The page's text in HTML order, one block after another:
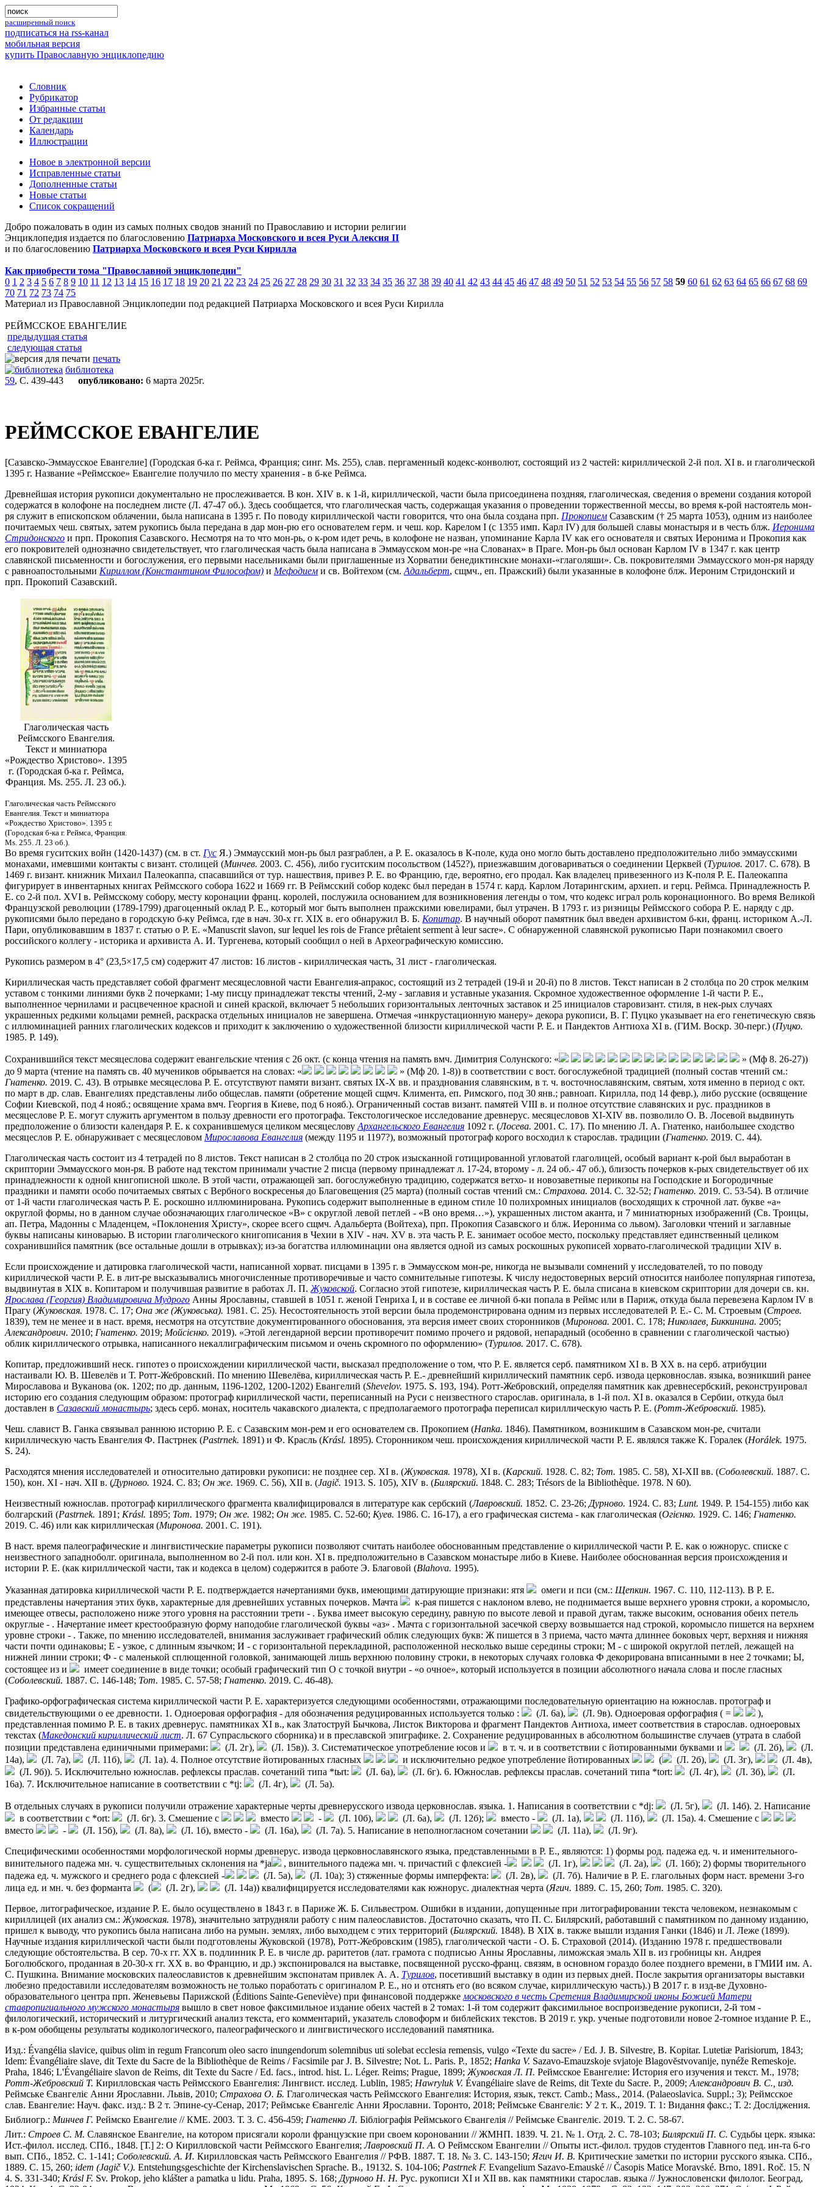
расширенный поиск
подписаться на rss-канал
мобильная версия
купить Православную энциклопедию
Словник
Рубрикатор
Избранные статьи
От редакции
Календарь
Иллюстрации
Новое в электронной версии
Исправленные статьи
Дополненные статьи
Новые статьи
Список сокращений
Добро пожаловать в один из самых полных сводов знаний по Православию и истории религии
Энциклопедия издается по благословению Патриарха Московского и всея Руси Алексия II
и по благословению Патриарха Московского и всея Руси Кирилла
Как приобрести тома "Православной энциклопедии"
0 1 2 3 4 5 6 7 8 9 10 11 12 13 14 15 16 17 18 19 20 21 22 23 24 25 26 27 28 29 30 31 32 33 34 35 36 37 38 39 40 41 42 43 44 45 46 47 48 49 50 51 52 53 54 55 56 57 58 59 60 61 62 63 64 65 66 67 68 69
70 71 72 73 74 75
Материал из Православной Энциклопедии под редакцией Патриарха Московского и всея Руси Кирилла
РЕЙМССКОЕ ЕВАНГЕЛИЕ
предыдущая статья
следующая статья
печать
библиотека
59, С. 439-443 опубликовано: 6 марта 2025г.
РЕЙМССКОЕ ЕВАНГЕЛИЕ
[Сазавско-Эммаусское Евангелие] (Городская б-ка г. Реймса, Франция; синг. Мs. 255), слав. пергаменный кодекс-конволют, состоящий из 2 частей: кириллической 2-й пол. XI в. и глаголической
1395 г. Название «Реймсское» Евангелие получило по месту хранения - в б-ке Реймса.
Древнейшая история рукописи документально не прослеживается. В кон. XIV в. к 1-й, кириллической, части была присоединена поздняя, глаголическая, cведения о времени создания которой
содержатся в колофоне на последнем листе (Л. 47-47 об.). Здесь сообщается, что глаголическая часть, содержащая указания о проведении торжественной мессы, во время к-рой настоятель мон-
ря служит в епископском облачении, была написана в 1395 г. По поводу кириллической части говорится, что она была создана прп. Прокопием Сазавским († 25 марта 1053), одним из наиболее
почитаемых чеш. святых, затем рукопись была передана в дар мон-рю его основателем герм. и чеш. кор. Карелом I (с 1355 имп. Карл IV) для большей славы монастыря и в честь блж. Иеронима
Стридонского и прп. Прокопия Сазавского. Несмотря на то что мон-рь, о к-ром идет речь, в колофоне не назван, упоминание Карла IV как его основателя и святых Иеронима и Прокопия как
его покровителей однозначно свидетельствует, что глаголическая часть была написана в Эммаусском мон-ре «на Слованах» в Праге. Мон-рь был основан Карлом IV в 1347 г. как центр
славянской письменности и богослужения, его первыми насельниками были приглашенные из Хорватии бенедиктинские монахи-«глаголяши». Св. покровителями Эммаусского мон-ря наряду
с равноапостольными Кириллом (Константином Философом) и Мефодием и св. Войтехом (см. Адальберт, сщмч., еп. Пражский) были указанные в колофоне блж. Иероним Стридонский и
прп. Прокопий Сазавский.
Глаголическая часть
Реймсского Евангелия.
Текст и миниатюра
«Рождество Христово». 1395
г. (Городская б-ка г. Реймса,
Франция. Ms. 255. Л. 23 об.).
Глаголическая часть Реймсского
Евангелия. Текст и миниатюра
«Рождество Христово». 1395 г.
(Городская б-ка г. Реймса, Франция.
Ms. 255. Л. 23 об.).
Во время гуситских войн (1420-1437) (см. в ст. Гус Я.) Эммаусский мон-рь был разграблен, а Р. Е. оказалось в К-поле, куда оно могло быть доставлено предположительно либо эммаусскими
монахами, имевшими контакты с визант. столицей (Минчев. 2003. С. 456), либо гуситским посольством (1452?), приезжавшим договариваться о соединении Церквей (Турилов. 2017. С. 678). В
1469 г. визант. книжник Михаил Палеокаппа, спасавшийся от тур. нашествия, привез Р. Е. во Францию, где, вероятно, его продал. Как владелец привезенного из К-поля Р. Е. Палеокаппа
фигурирует в инвентарных книгах Реймсского собора 1622 и 1669 гг. В Реймсский собор кодекс был передан в 1574 г. кард. Карлом Лотарингским, архиеп. и герц. Реймса. Принадлежность Р.
Е. со 2-й пол. XVI в. Реймсскому собору, месту коронации франц. королей, послужила основанием для возникновения легенды о том, что кодекс играл роль коронационного. Во время Великой
Французской революции (1789-1799) драгоценный оклад Р. Е., который мог быть выполнен пражскими ювелирами, был утрачен. В 1793 г. из ризницы Реймсского собора Р. Е. наряду с др.
рукописями было передано в городскую б-ку Реймса, где в нач. 30-х гг. XIX в. его обнаружил В. Б. Копитар. В научный оборот памятник был введен архивистом б-ки, франц. историком А.-Л.
Пари, опубликовавшим в 1837 г. статью о Р. Е. «Manuscrit slavon, sur lequel les rois de France prêtaient serment à leur sacre». С обнаруженной славянской рукописью Пари познакомил своего
российского коллегу - историка и архивиста А. И. Тургенева, который сообщил о ней в Археографическую комиссию.
Рукопись размером в 4° (23,5×17,5 см) содержит 47 листов: 16 листов - кириллическая часть, 31 лист - глаголическая.
Кириллическая часть представляет собой фрагмент месяцесловной части Евангелия-апракос, состоящий из 2 тетрадей (19-й и 20-й) по 8 листов. Текст написан в 2 столбца по 20 строк мелким
уставом с тонкими линиями букв 2 почерками; 1-му писцу принадлежат тексты чтений, 2-му - заглавия и уставные указания. Скромное художественное оформление 1-й части Р. Е.,
выполненное чернилами и расцвеченное красной и синей краской, включает 5 небольших горизонтальных ленточных заставок и 25 инициалов старовизант. стиля, в нек-рых случаях
украшенных редкими кольцами ремней, раскраска отдельных инициалов не завершена. Отмечая «инкрустационную манеру» декора рукописи, В. Г. Пуцко указывает на его генетическую связь
с иллюминацией ранних глаголических кодексов и приходит к заключению о художественной близости кириллической части Р. Е. и Пандектов Антиоха XI в. (ГИМ. Воскр. 30-перг.) (Пуцко.
1985. P. 149).
Сохранившийся текст месяцеслова содержит евангельские чтения с 26 окт. (с конца чтения на память вмч. Димитрия Солунского: «
» (Мф 8. 26-27))
до 9 марта (чтение на память св. 40 мучеников обрывается на словах: «
» (Мф 20. 1-8)) в соответствии с вост. богослужебной традицией (полный состав чтений см.:
Гнатенко. 2019. С. 43). В отрывке месяцеслова Р. Е. отсутствуют памяти визант. святых IX-X вв. и празднования славянским, в т. ч. восточнославянским, святым, хотя именно в период с окт.
по март в др. слав. Евангелиях представлены либо общеслав. памяти (обретение мощей сщмч. Климента, еп. Римского, под 30 янв.; равноап. Кирилла, под 14 февр.), либо русские (освящение
Софии Киевской, под 4 нояб.; освящение храма вмч. Георгия в Киеве, под 6 нояб.). Ограниченный состав визант. памятей VIII в. и полное отсутствие славянских и рус. праздников в
месяцеслове Р. Е. могут служить аргументом в пользу древности его протографа. Текстологическое исследование древнерус. месяцесловов XI-XIV вв. позволило О. В. Лосевой выдвинуть
предположение о близости календаря Р. Е. к сохранившемуся целиком месяцеслову Архангельского Евангелия 1092 г. (Лосева. 2001. С. 17). По мнению Л. А. Гнатенко, наибольшее сходство
месяцеслов Р. Е. обнаруживает с месяцесловом Мирославова Евангелия (между 1195 и 1197?), возможный протограф корого восходил к старослав. традиции (Гнатенко. 2019. С. 44).
Глаголическая часть состоит из 4 тетрадей по 8 листов. Текст написан в 2 столбца по 20 строк изысканной готицированной угловатой глаголицей, особый вариант к-рой был выработан в
скриптории Эммаусского мон-ря. В работе над текстом принимали участие 2 писца (первому принадлежат л. 17-24, второму - л. 24 об.- 47 об.), близость почерков к-рых свидетельствует об их
принадлежности к одной книгописной школе. В этой части, отражающей зап. богослужебную традицию, содержатся ветхо- и новозаветные перикопы на Господские и Богородичные
праздники и памяти особо почитаемых святых с Вербного воскресенья до Благовещения (25 марта) (полный состав чтений см.: Страхова. 2014. С. 32-52; Гнатенко. 2019. С. 53-54). В отличие
от 1-й части глаголическая часть Р. Е. роскошно иллюминирована. Рукопись содержит выполненные в едином стиле 10 полихромных инициалов (восходящих к строчной лат. букве «a»
округлой формы, но в данном случае обозначающих глаголическое «В» с округлой левой петлей - «В оно время…»), украшенных листом аканта, и 7 миниатюрных изображений (Св. Троицы,
ап. Петра, Мадонны с Младенцем, «Поклонения Христу», скорее всего сщмч. Адальберта (Войтеха), прп. Прокопия Сазавского и блж. Иеронима со львом). Заголовки чтений и заглавные
буквы написаны киноварью. В истории глаголического книгописания в Чехии в XIV - нач. XV в. эта часть Р. Е. занимает особое место, поскольку представляет единственный целиком
сохранившийся памятник (все остальные дошли в отрывках); из-за богатства иллюминации она является одной из самых роскошных рукописей хорвато-глаголической традиции XIV в.
Если происхождение и датировка глаголической части, написанной хорват. писцами в 1395 г. в Эммаусском мон-ре, никогда не вызывали сомнений у исследователей, то по поводу
кириллической части Р. Е. в лит-ре высказывались многочисленные противоречивые и часто сомнительные гипотезы. К числу недостоверных версий относится наиболее популярная гипотеза,
выдвинутая в XIX в. Копитаром и получившая развитие в работах Л. П. Жуковской. Согласно этой гипотезе, кириллическая часть Р. Е. была списана в киевском скриптории для дочери св. кн.
Ярослава (Георгия) Владимировича Мудрого Анны Ярославны, ставшей в 1051 г. женой Генриха I, и в составе ее личной б-ки попала в Реймс или в Париж, откуда была перевезена Карлом IV в
Прагу (Жуковская. 1978. С. 17; Она же (Жуковська). 1981. С. 25). Несостоятельность этой версии была продемонстрирована одним из первых исследователей Р. Е.- С. М. Строевым (Строев.
1839), тем не менее и в наст. время, несмотря на отсутствие документированного обоснования, эта версия имеет своих сторонников (Миронова. 2001. С. 178; Николаев, Биккинина. 2005;
Александрович. 2010; Гнатенко. 2019; Мойсiєнко. 2019). «Этой легендарной версии противоречит помимо прочего и рядовой, непарадный (особенно в сравнении с глаголической частью)
облик кириллического отрывка, написанного некаллиграфическим письмом и очень скромного по оформлению» (Турилов. 2017. С. 678).
Копитар, предложивший неск. гипотез о происхождении кириллической части, высказал предположение о том, что Р. Е. является серб. памятником XI в. В XX в. на серб. атрибуции
настаивали Ю. В. Шевелёв и Т. Ротт-Жебровский. По мнению Шевелёва, кириллическая часть Р. Е.- древнейший кириллический памятник серб. извода церковнослав. языка, возникший ранее
Мирославова и Вуканова (ок. 1202; по др. данным, 1196-1202, 1200-1202) Евангелий (Shevelov. 1975. S. 193, 194). Ротт-Жебровский, определяя памятник как древнесербский, реконструировал
историю его создания следующим образом: протограф кириллической части, переписанный на Руси с неизвестного старослав. оригинала, в 1-й пол. XI в. оказался в Сербии, откуда был
доставлен в Сазавский монастырь; здесь серб. монах, носитель чакавского диалекта, с предполагаемого протографа переписал кириллическую часть Р. Е. (Ротт-Жебровский. 1985).
Чеш. славист В. Ганка связывал раннюю историю Р. Е. с Сазавским мон-рем и его основателем св. Прокопием (Hanka. 1846). Памятником, возникшим в Сазавском мон-ре, считали
кириллическую часть Евангелия Ф. Пастрнек (Pastrnek. 1891) и Ф. Красль (Krásl. 1895). Сторонником чеш. происхождения кириллической части Р. Е. являлся также К. Горалек (Horálek. 1975.
S. 24).
Расходятся мнения исследователей и относительно датировки рукописи: не позднее сер. XI в. (Жуковская. 1978), XI в. (Карский. 1928. С. 82; Тот. 1985. С. 58), XI-XII вв. (Соболевский. 1887. С.
150), кон. XI - нач. XII в. (Дурново. 1924. С. 83; Он же. 1969. С. 56), XII в. (Jagič. 1913. S. 105), XIV в. (Билярский. 1848. С. 283; Trésors de la Bibliothèque. 1978. N 60).
Неизвестный южнослав. протограф кириллического фрагмента квалифицировался в литературе как сербский (Лавровский. 1852. С. 23-26; Дурново. 1924. С. 83; Lunt. 1949. P. 154-155) либо как
болгарский (Pastrnek. 1891; Krásl. 1895; Toт. 1979; Он же. 1982; Он же. 1985. С. 52-60; Куев. 1986. С. 16-17), а его графическая система - как глаголическая (Огiєнко. 1929. С. 146; Гнатенко.
2019. С. 46) или как кириллическая (Миронова. 2001. С. 191).
В наст. время палеографические и лингвистические параметры рукописи позволяют считать наиболее обоснованным представление о кириллической части Р. Е. как о южнорус. списке с
неизвестного западноболг. оригинала, выполненном во 2-й пол. или кон. XI в. предположительно в Сазавском монастыре либо в Киеве. Наиболее обоснованная версия происхождения и
истории Р. Е. (как кириллической части, так и кодекса в целом) содержится в работе Э. Благовой (Blahova. 1995).
Указанная датировка кириллической части Р. Е. подтверждается начертаниями букв, имеющими датирующие признаки: ятя омеги и пси (см.: Щепкин. 1967. С. 110, 112-113). В Р. Е.
представлены начертания этих букв, характерные для древнейших уставных почерков. Мачта
к-рая пишется с наклоном влево, не поднимается выше верхнего уровня строки, а коромысло,
имеющее отвесы, расположено ниже этого уровня на расстоянии трети - . Буква имеет высокую середину, равную по высоте левой и правой дугам, также высоким, основания обеих петель
округлые - . Начертание имеет крестообразную форму наподобие глаголической буквы «аз» . Мачта с горизонтальной засечкой сверху возвышается над строкой, коромысло пишется на верхнем
уровне строки - . Также, по мнению исследователей, внимания заслуживает графический облик следующих букв: Ж пишется в 3 приема, часто мачта длиннее боковых черт, верхняя и нижняя
части почти одинаковы; Е - узкое, с длинным язычком; И - с горизонтальной перекладиной, расположенной несколько выше середины строки; М - с широкой округлой петлей, лежащей на
нижней линии строки; Ф - с маленькой сплющенной головкой, занимающей лишь верхнюю половину строки, в некоторых случаях головка Ф декорирована вписанными в нее 2 точками; Ы,
состоящее из и
имеет соединение в виде точки; особый графический тип О с точкой внутри - «о очное», который используется в позиции абсолютного начала слова и после гласных
(Соболевский. 1887. С. 146-148; Тот. 1985. С. 57-58; Гнатенко. 2019. С. 46-48).
Графико-орфографическая система кириллической части Р. Е. характеризуется следующими особенностями, отражающими последовательную ориентацию на южнослав. протограф и
свидетельствующими о ее древности. 1. Одноеровая орфография - для обозначения редуцированных используется только :
(Л. 6а), (Л. 9в). Одноеровая орфография ( =
),
представленная помимо Р. Е. в таких древнерус. памятниках XI в., как Златоструй Бычкова, Листок Викторова и фрагмент Пандектов Антиоха, имеет соответствия в старослав. одноеровых
текстах (Македонский кириллический лист. Л. 67 Супрасльского сборника) и в преславской эпиграфике. 2. Сохранение редуцированных в абсолютном большинстве случаев (утрата в слабой
позиции представлена единичными примерами:
(Л. 2г), (Л. 15в)). 3. Систематическое употребление юсов и в т. ч. и в соответствии с йотированными буквами и (Л. 2б),
(Л.
14а),
(Л. 7а), (Л. 11б), (Л. 1а). 4. Полное отсутствие йотированных гласных и исключительно редкое употребление йотированных ( (Л. 2б), (Л. 3г),
(Л. 4в),
(Л. 9б)). 5. Исключительно южнослав. рефлексы праслав. сочетаний типа *tьrt:
(Л. 6а), (Л. 6г). 6. Южнослав. рефлексы праслав. сочетаний типа *tоrt: (Л. 4г), (Л. 3б),
(Л.
16а). 7. Исключительное написание в соответствии с *tj:
(Л. 4г), (Л. 5а).
В отдельных случаях в рукописи получили отражение характерные черты древнерусского извода церковнослав. языка. 1. Написания в соответствии с *dj: (Л. 5г),
(Л. 14б). 2. Написание
в соответствии с *ort:
(Л. 6г). 3. Смешение с вместо - (Л. 10б), (Л. 6а), (Л. 12б); вместо - (Л. 1а), (Л. 11б),
(Л. 15а). 4. Смешение с
вместо
- (Л. 15б), (Л. 8а), (Л. 1б), вместо - (Л. 16а), (Л. 7а). 5. Написание в неполногласном сочетании (Л. 11а),
(Л. 9г).
Специфическими особенностями морфологической нормы древнерус. извода церковнославянского языка, представленными в Р. Е., являются: 1) формы род. падежа ед. ч. и именительного-
винительного падежа мн. ч. существительных склонения на *ja
, винительного падежа мн. ч. причастий с флексией - (Л. 1г), (Л. 2а),
(Л. 16б); 2) формы творительного
падежа ед. ч. мужского и среднего рода с флексией -
(Л. 5а), (Л. 10а); 3) стяженные формы имперфекта: (Л. 2в),
(Л. 7б). Наличие в Р. Е. глагольных форм наст. времени 3-го
лица ед. и мн. ч. без форманта
( (Л. 2г), (Л. 14а)) квалифицируется исследователями как южнорус. диалектная черта (Ягич. 1889. С. 15, 260; Тот. 1985. С. 320).
Первое, литографическое, издание Р. Е. было осуществлено в 1843 г. в Париже Ж. Б. Сильвестром. Ошибки в издании, допущенные при литографировании текста человеком, незнакомым с
кириллицей (их анализ см.: Жуковская. 1978), значительно затрудняли работу с ним палеославистов. Достаточно сказать, что П. С. Билярский, работавший с памятником по данному изданию,
пришел к выводу, что рукопись была написана либо на румын. землях, либо выходцем с этих территорий (Билярский. 1848). В XIX в. также вышли издания Ганки (1846) и Л. Леже (1899).
Научные издания кириллической части были подготовлены Жуковской (1978), Ротт-Жебровским (1985), глаголической части - О. Б. Страховой (2014). (Изданию 1978 г. предшествовали
следующие обстоятельства. В сер. 70-х гг. XX в. подлинник Р. Е. в числе др. раритетов (лат. грамота с подписью Анны Ярославны, лиможская эмаль XII в. из гробницы кн. Андрея
Боголюбского, проданная в 20-30-х гг. XX в. во Францию, и др.) экспонировался на выставке, посвященной русско-франц. связям, в основном гораздо более позднего времени, в ГМИИ им. А.
С. Пушкина. Внимание московских палеославистов к древнейшим экспонатам привлек А. А. Турилов, посетивший выставку в один из первых дней. После закрытия организаторы выставки
любезно предоставили исследователям возможность не только поработать с оригиналом Р. Е., но и отснять его (во всяком случае, кириллическую часть).) В 2017 г. в изд-ве Духовно-
образовательного центра прп. Женевьевы Парижской (Éditions Sainte-Geneviève) при финансовой поддержке московского в честь Сретения Владимирской иконы Божией Матери
ставропигиального мужского монастыря вышло в свет новое факсимильное издание обеих частей в 2 томах: 1-й том содержит факсимильное воспроизведение рукописи, 2-й том -
филологический, исторический и литургический анализ текста, его комментарий, указатель словоформ и библейских текстов. В 2019 г. укр. ученые подготовили новое 2-томное издание Р. Е.,
в к-ром обобщены результаты кодикологического, палеографического и лингвистического исследований памятника.
Изд.: Évangélia slavice, quibus olim in regum Francorum oleo sacro inungendorum solemnibus uti solebat ecclesia remensis, vulgo «Texte du sacre» / Ed. J. B. Silvestre, B. Kopitar. Lutetiæ Parisiorum, 1843;
Idem: Évangéliaire slave, dit Texte du Sacre de la Bibliothèque de Reims / Facsimile par J. B. Silvestre; Not. L. Paris. P., 1852; Hanka V. Sazavo-Emauzskoje svjatoje Blagovĕstvovanije, nynéže Remeskoje.
Praha, 1846; L'Évangéliaire slavon de Reims, dit Texte du Sacre / Ed. facs., introd. hist. L. Léger. Reims; Prague, 1899; Жуковская Л. П. Реймсское Евангелие: История его изучения и текст. М., 1978;
Ротт-Жебровский Т. Кирилловская часть Реймсского Евангелия: Лингвист. исслед. Lublin, 1985; Hawryluk V. Évangéliaire slave de Reims, dit Texte du Sacre. P., 2009; Александрович В. С., изд.
Реймське Євангелiє Анни Ярославни. Львiв, 2010; Страхова О. Б. Глаголическая часть Реймсского Евангелия: История, язык, текст. Camb.; Mass., 2014. (Palaeoslavica. Suppl.; 3); Реймсское
слав. Евангелие: Науч. факс. изд.: В 2 т. Эпине-су-Сенар, 2017; Реймське Євангелiє Анни Ярославни. Торонто, 2018; Реймське Євангелiє: У 2 т. К., 2019. Т. 1: Видання факс.; Т. 2: Дослiджения.
Библиогр.: Минчев Г. Реймско Евангелие // КМЕ. 2003. Т. 3. С. 456-459; Гнатенко Л. Бiблioграфiя Реймського Євангелiя // Реймське Євангелiє. 2019. Т. 2. С. 58-67.
Лит.: Строев С. М. Славянское Евангелие, на котором присягали короли французские при своем короновании // ЖМНП. 1839. Ч. 21. № 1. Отд. 2. С. 78-103; Билярский П. С. Судьбы церк. языка:
Ист.-филол. исслед. СПб., 1848. [Т.] 2: О Кирилловской части Реймсского Евангелия;Лавровский П. А. О Реймсском Евангелии // Опыты ист.-филол. трудов студентов Главного пед. ин-та 6-го
вып. СПб., 1852. C. 1-141; Соболевский. А. И. Кирилловская часть Реймсского Евангелия // РФВ. 1887. Т. 18. № 3. С. 143-150; Ягич И. В. Критические заметки по истории русского языка. СПб.,
1889. С. 15, 260; idem (JagičV.). Entstehungsgeschichte der Kirchenslavischen Sprache. B., 19132. S. 104-106; Pastrnek F. Evangelium Sazavo-Emauské // Časopis Matice Moravské. Brno, 1891. Roč. 15. N
4. S. 331-340; Krásl F. Sv. Prokop, jeho klášter a pamatka u lidu. Praha, 1895. S. 168; Дурново Н. Н. Рус. рукописи XI и XII вв. как памятники старослав. языка // Jужнословенски филолог. Београд,